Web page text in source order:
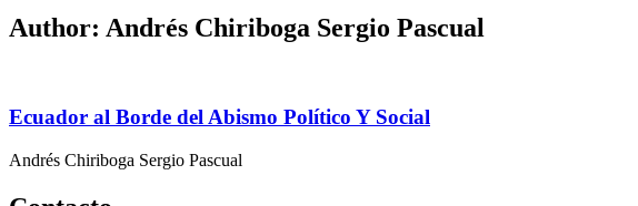
Author: Andrés Chiriboga Sergio Pascual
Ecuador al Borde del Abismo Político Y Social
Andrés Chiriboga Sergio Pascual